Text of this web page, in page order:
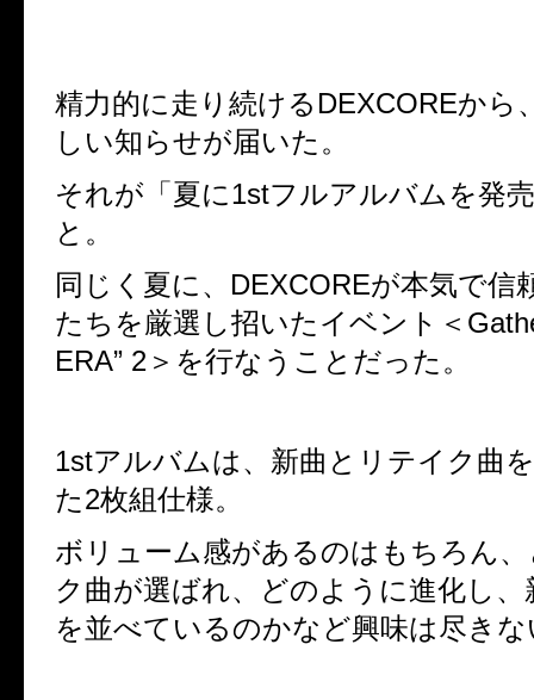
精力的に走り続けるDEXCOREから
しい知らせが届いた。
それが「夏に1stフルアルバムを発
と。
同じく夏に、DEXCOREが本気で信
たちを厳選し招いたイベント＜
ERA” 2＞を行なうことだった。
1stアルバムは、新曲とリテイク曲
た2枚組仕様。
ボリューム感があるのはもちろん
ク曲が選ばれ、どのように進化し
を並べているのかなど興味は尽きな